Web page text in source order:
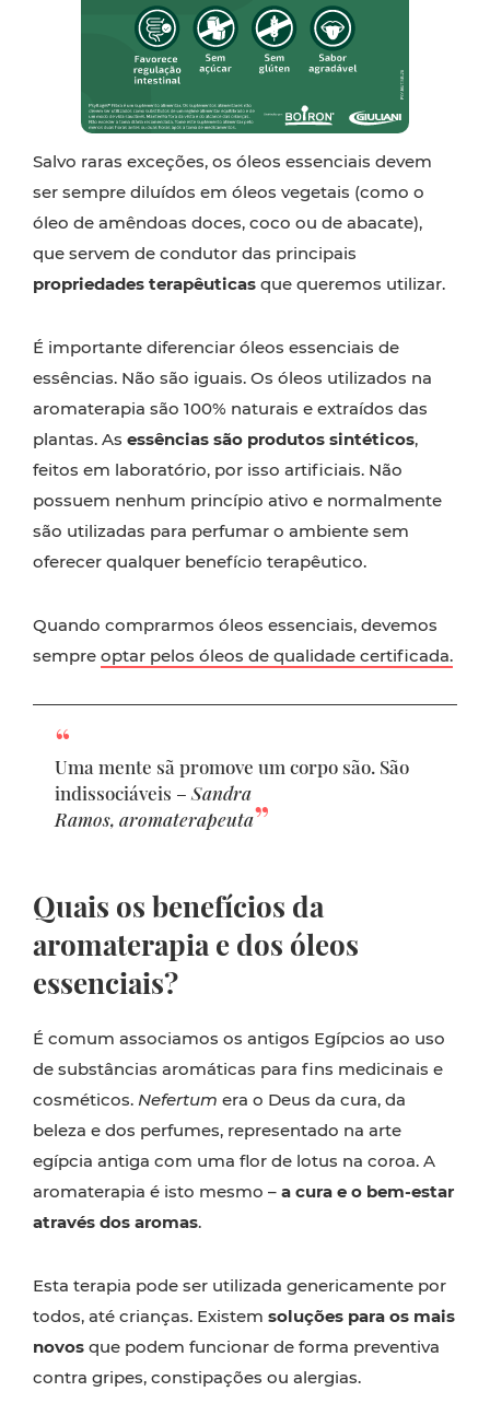
Salvo raras exceções, os óleos essenciais devem
ser sempre diluídos em óleos vegetais (como o
óleo de amêndoas doces, coco ou de abacate),
que servem de condutor das principais
propriedades terapêuticas que queremos utilizar.
É importante diferenciar óleos essenciais de
essências. Não são iguais. Os óleos utilizados na
aromaterapia são 100% naturais e extraídos das
plantas. As essências são produtos sintéticos,
feitos em laboratório, por isso artificiais. Não
possuem nenhum princípio ativo e normalmente
são utilizadas para perfumar o ambiente sem
oferecer qualquer benefício terapêutico.
Quando comprarmos óleos essenciais, devemos
sempre optar pelos óleos de qualidade certificada.
Uma mente sã promove um corpo são. São
indissociáveis – Sandra
Ramos, aromaterapeuta
Quais os benefícios da
aromaterapia e dos óleos
essenciais?
É comum associamos os antigos Egípcios ao uso
de substâncias aromáticas para fins medicinais e
cosméticos. Nefertum era o Deus da cura, da
beleza e dos perfumes, representado na arte
egípcia antiga com uma flor de lotus na coroa. A
aromaterapia é isto mesmo – a cura e o bem-estar
através dos aromas.
Esta terapia pode ser utilizada genericamente por
todos, até crianças. Existem soluções para os mais
novos que podem funcionar de forma preventiva
contra gripes, constipações ou alergias.